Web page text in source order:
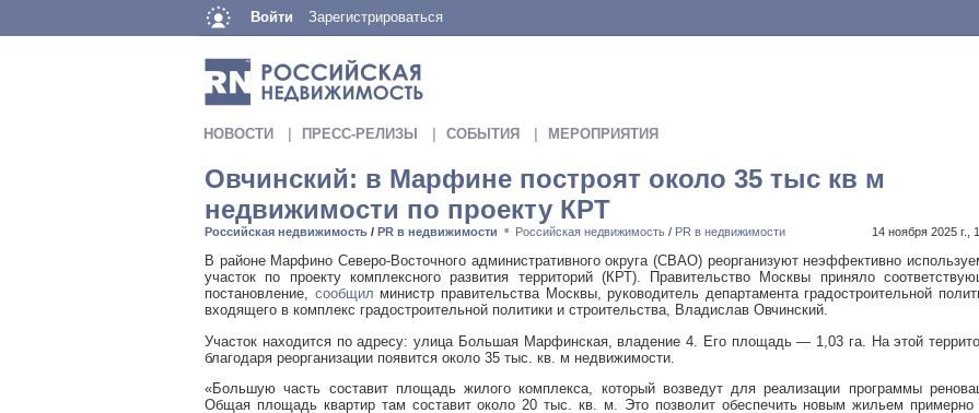
Войти Зарегистрироваться
НОВОСТИ ПРЕСС-РЕЛИЗЫ СОБЫТИЯ МЕРОПРИЯТИЯ
Овчинский: в Марфине построят около 35 тыс кв м
недвижимости по проекту КРТ
Российская недвижимость / PR в недвижимости ■ Российская недвижимость / PR в недвижимости 14 ноября 2025 г.,
В районе Марфино Северо-Восточного административного округа (СВАО) реорганизуют неэффективно
участок по проекту комплексного развития территорий (КРТ). Правительство Москвы приняло
постановление, сообщил министр правительства Москвы, руководитель департамента градостроительной
входящего в комплекс градостроительной политики и строительства, Владислав Овчинский.
Участок находится по адресу: улица Большая Марфинская, владение 4. Его площадь — 1,03 га. На этой
благодаря реорганизации появится около 35 тыс. кв. м недвижимости.
«Большую часть составит площадь жилого комплекса, который возведут для реализации программы
Общая площадь квартир там составит около 20 тыс. кв. м. Это позволит обеспечить новым жильем примерно